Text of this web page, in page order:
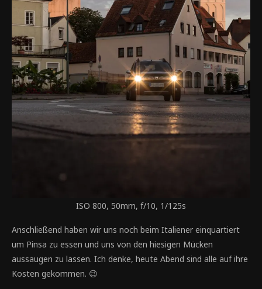
ISO 800, 50mm, f/10, 1/125s
Anschließend haben wir uns noch beim Italiener einquartiert
um Pinsa zu essen und uns von den hiesigen Mücken
aussaugen zu lassen. Ich denke, heute Abend sind alle auf ihre
Kosten gekommen. 😉